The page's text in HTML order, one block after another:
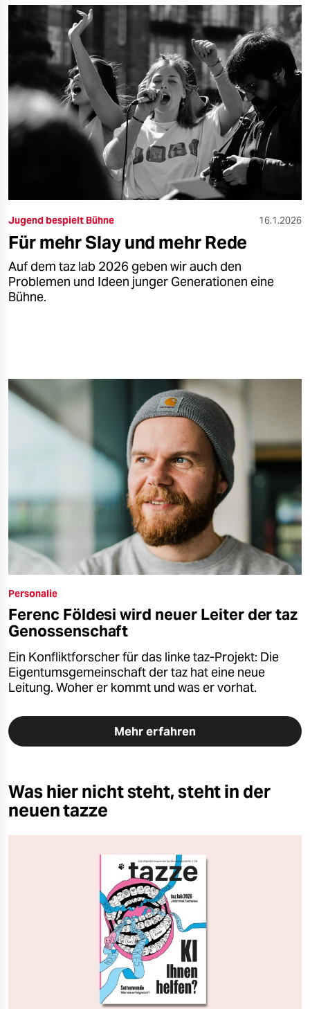
Jugend bespielt Bühne 16.1.2026
Für mehr Slay und mehr Rede
Auf dem taz lab 2026 geben wir auch den
Problemen und Ideen junger Generationen eine
Bühne.
Personalie
Ferenc Földesi wird neuer Leiter der taz
Genossenschaft
Ein Konfliktforscher für das linke taz-Projekt: Die
Eigentumsgemeinschaft der taz hat eine neue
Leitung. Woher er kommt und was er vorhat.
Mehr erfahren
Was hier nicht steht, steht in der
neuen tazze